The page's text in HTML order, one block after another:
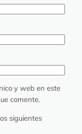
y web en este
comente.
siguientes